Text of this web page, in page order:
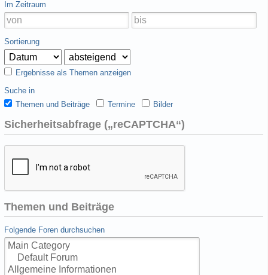
Im Zeitraum
Sortierung
Ergebnisse als Themen anzeigen
Suche in
Themen und Beiträge
Termine Bilder
Sicherheitsabfrage („reCAPTCHA“)
Themen und Beiträge
Folgende Foren durchsuchen